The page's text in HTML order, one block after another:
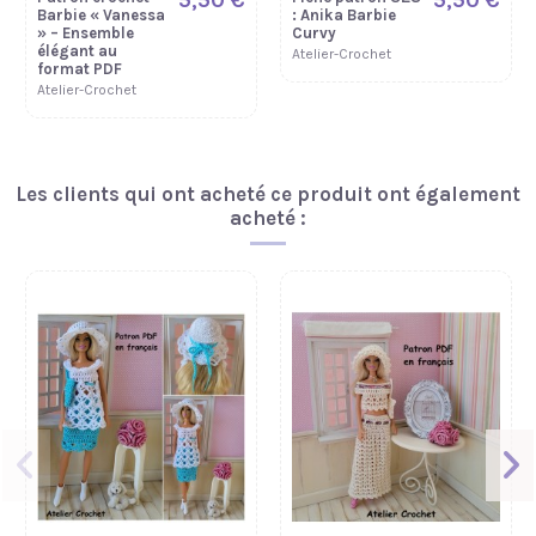
Barbie « Vanessa
» – Ensemble
élégant au
format PDF
Atelier-Crochet
: Anika Barbie
Curvy
Atelier-Crochet
Fiche patron 66 :
Primevère Barbie
Atelier-Crochet
5,50 €
Fiche patron 124
: Tailleur Barbie
Atelier-Crochet
5,50 €
Fiche patron 277
: "Maduline"
Barbie Curvy
Atelier-Crochet
5,50 €
Les clients qui ont acheté ce produit ont également
acheté :